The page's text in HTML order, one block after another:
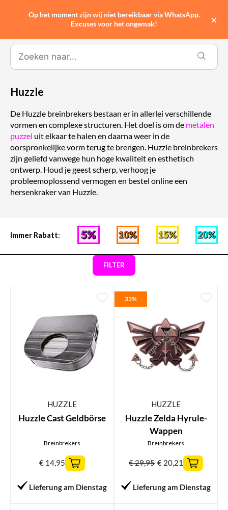
Huzzle
De Huzzle breinbrekers bestaan er in allerlei verschillende
vormen en complexe structuren. Het doel is om de metalen
puzzel uit elkaar te halen en daarna weer in de
oorspronkelijke vorm terug te brengen. Huzzle breinbrekers
zijn geliefd vanwege hun hoge kwaliteit en esthetisch
ontwerp. Houd je geest scherp, verhoog je
probleemoplossend vermogen en bestel online een
hersenkraker van Huzzle.
Immer Rabatt:
FILTER
HUZZLE
Huzzle Cast Geldbörse
Breinbrekers
€ 14,95
Lieferung am Dienstag
33%
HUZZLE
Huzzle Zelda Hyrule-
Wappen
Breinbrekers
€29,95 € 20,21
Lieferung am Dienstag
Op het moment zijn wij niet bereikbaar via WhatsApp.
Excuses voor het ongemak!
×